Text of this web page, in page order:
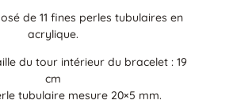
de 11 fines perles tubulaires en
acrylique.
du tour intérieur du bracelet : 19
cm
tubulaire mesure 20×5 mm.